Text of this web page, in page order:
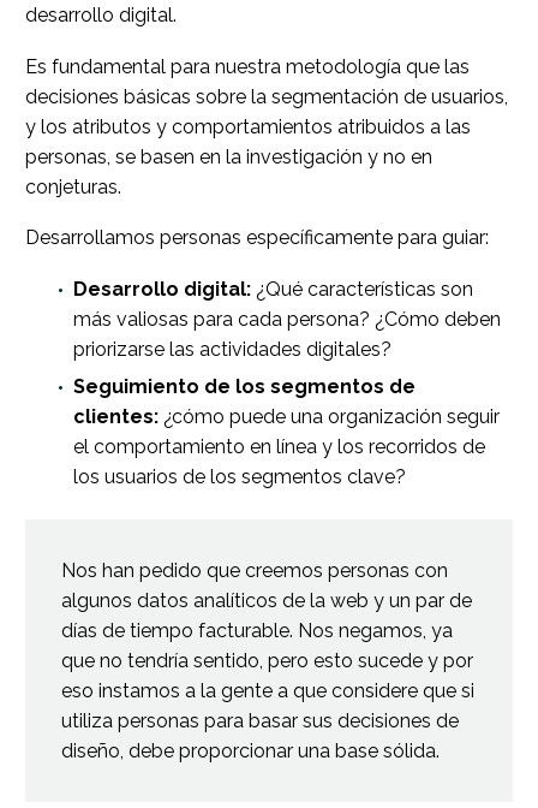
desarrollo digital.
Es fundamental para nuestra metodología que las
decisiones básicas sobre la segmentación de usuarios,
y los atributos y comportamientos atribuidos a las
personas, se basen en la investigación y no en
conjeturas.
Desarrollamos personas específicamente para guiar:
Desarrollo digital: ¿Qué características son
más valiosas para cada persona? ¿Cómo deben
priorizarse las actividades digitales?
Seguimiento de los segmentos de
clientes: ¿cómo puede una organización seguir
el comportamiento en línea y los recorridos de
los usuarios de los segmentos clave?
Nos han pedido que creemos personas con
algunos datos analíticos de la web y un par de
días de tiempo facturable. Nos negamos, ya
que no tendría sentido, pero esto sucede y por
eso instamos a la gente a que considere que si
utiliza personas para basar sus decisiones de
diseño, debe proporcionar una base sólida.